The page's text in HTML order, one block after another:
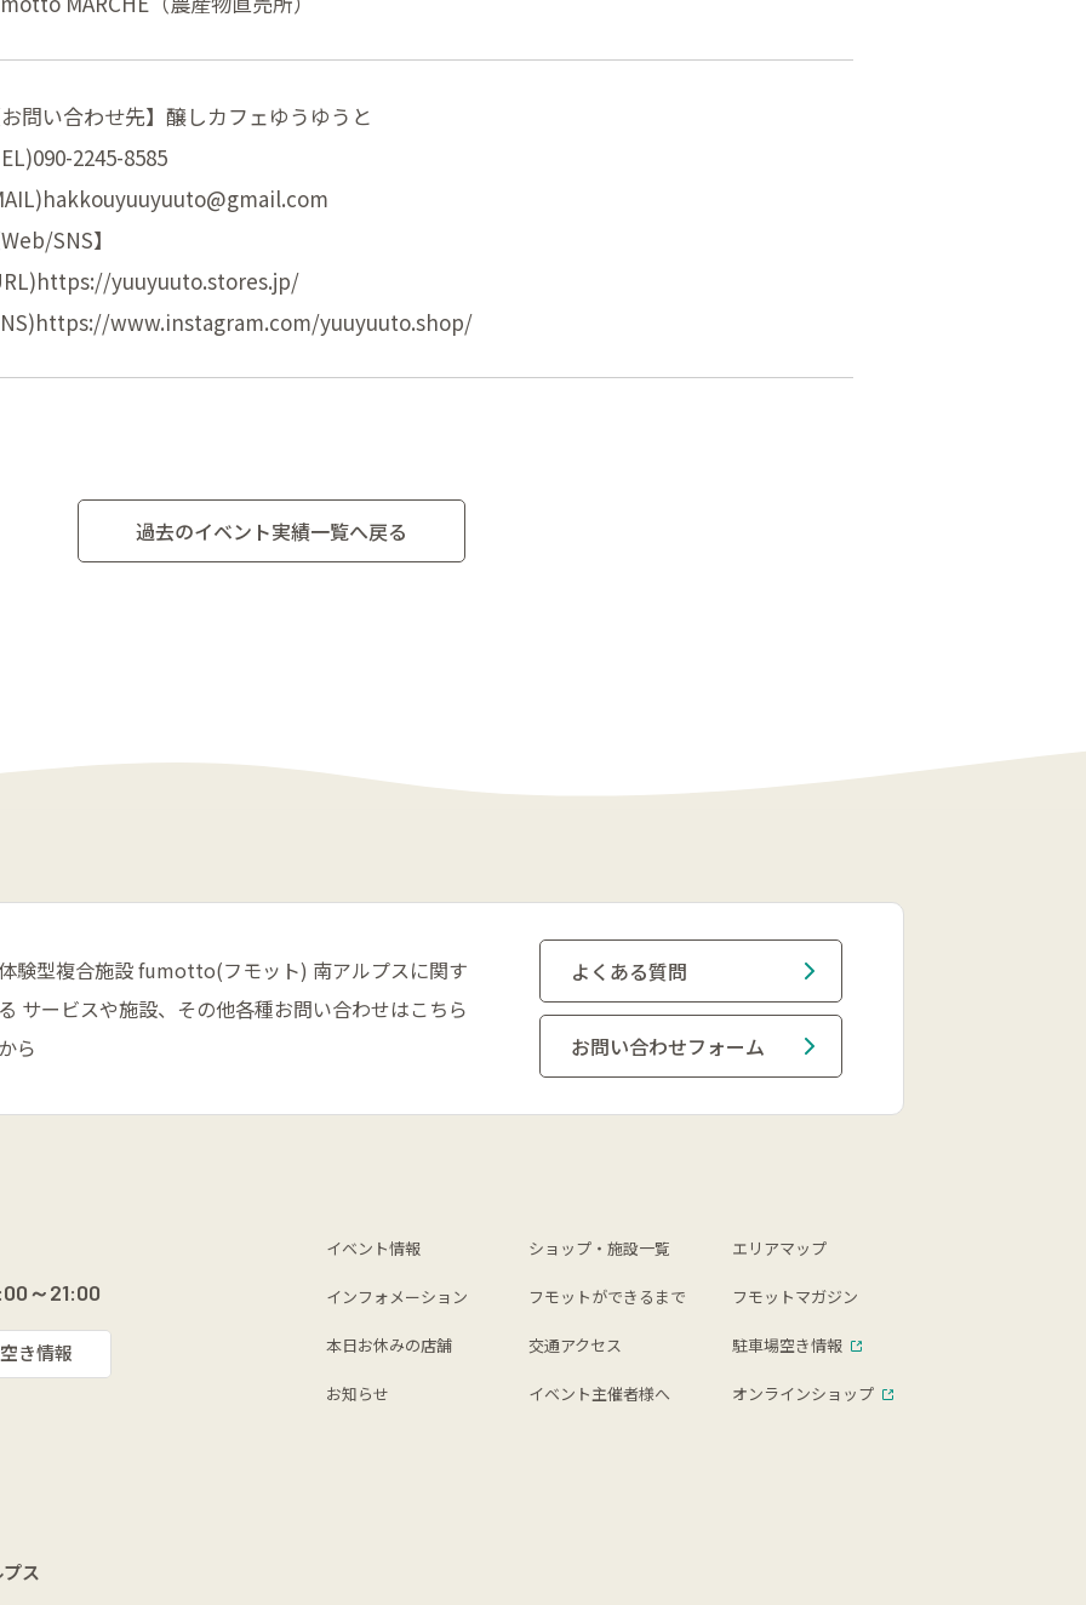
問い合わせ先】醸しカフェゆうゆうと
2245-8585
SNS】
yuuyuuto.stores.jp/
www.instagram.com/yuuyuuto.shop/
過去のイベント実績一覧へ戻る
験型複合施設 fumotto(フモット) 南アルプスに関す
サービスや施設、その他各種お問い合わせはこちら
ら
よくある質問
お問い合わせフォーム
イベント情報 ショップ・施設一覧 エリアマップ
インフォメーション フモットができるまで フモットマガジン
本日お休みの店舗 交通アクセス 駐車場空き情報
お知らせ イベント主催者様へ オンラインショップ
～21:00
き情報
ス